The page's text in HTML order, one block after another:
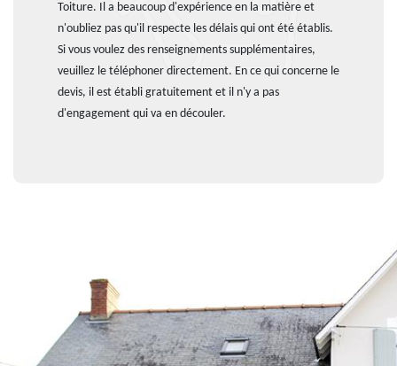
Toiture. Il a beaucoup d'expérience en la matière et
n'oubliez pas qu'il respecte les délais qui ont été établis.
Si vous voulez des renseignements supplémentaires,
veuillez le téléphoner directement. En ce qui concerne le
devis, il est établi gratuitement et il n'y a pas
d'engagement qui va en découler.